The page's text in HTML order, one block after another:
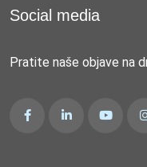
Social media
Pratite naše objave na